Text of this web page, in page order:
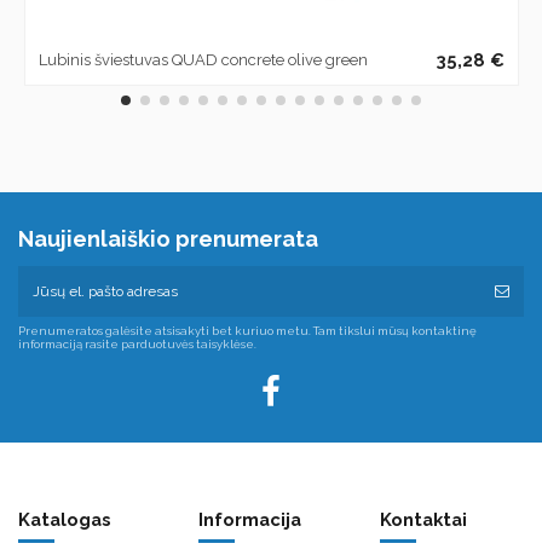
Lubinis šviestuvas QUAD concrete olive green 35,28 €
Naujienlaiškio prenumerata
Prenumeratos galėsite atsisakyti bet kuriuo metu. Tam tikslui mūsų kontaktinę
informaciją rasite parduotuvės taisyklėse.
Katalogas Informacija Kontaktai